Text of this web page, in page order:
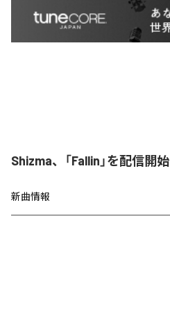
Shizma、「Fallin」を配信開始
新曲情報